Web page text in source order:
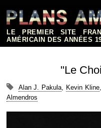
contenu
LE PREMIER SITE
AMÉRICAIN DES ANNÉES
"Le
Alan J. Pakula, Kevin Kline,
Almendros